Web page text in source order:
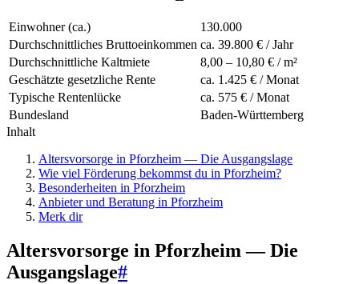
Einwohner (ca.)
130.000
Durchschnittliches Bruttoeinkommen ca. 39.800 € / Jahr
Durchschnittliche Kaltmiete
8,00 – 10,80 € / m²
Geschätzte gesetzliche Rente
ca. 1.425 € / Monat
Typische Rentenlücke
ca. 575 € / Monat
Bundesland
Baden-Württemberg
Inhalt
Altersvorsorge in Pforzheim — Die Ausgangslage
Wie viel Förderung bekommst du in Pforzheim?
Besonderheiten in Pforzheim
Anbieter und Beratung in Pforzheim
Merk dir
Altersvorsorge in Pforzheim — Die
Ausgangslage#